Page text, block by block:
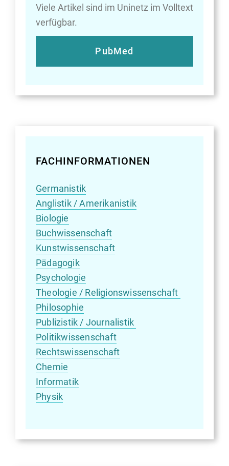
Viele Artikel sind im Uninetz im Volltext
verfügbar.
PubMed
FACHINFORMATIONEN
Germanistik
Anglistik / Amerikanistik
Biologie
Buchwissenschaft
Kunstwissenschaft
Pädagogik
Psychologie
Theologie / Religionswissenschaft
Philosophie
Publizistik / Journalistik
Politikwissenschaft
Rechtswissenschaft
Chemie
Informatik
Physik